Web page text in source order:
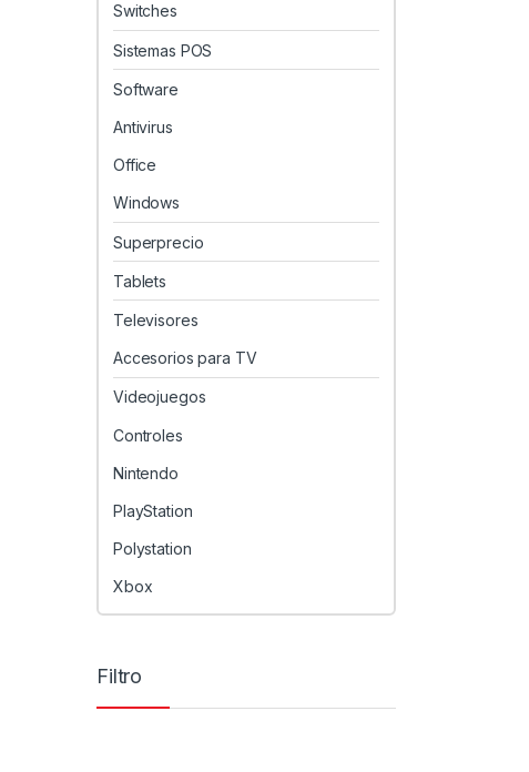
Switches
Sistemas POS
Software
Antivirus
Office
Windows
Superprecio
Tablets
Televisores
Accesorios para TV
Videojuegos
Controles
Nintendo
PlayStation
Polystation
Xbox
Filtro